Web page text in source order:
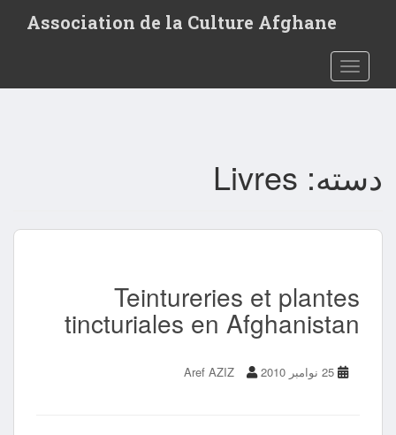
t
Association de la Culture Afghane
Toggle navigation
دسته: Livres
Teintureries et plantes
tincturiales en Afghanistan
25 نوامبر 2010 Aref AZIZ